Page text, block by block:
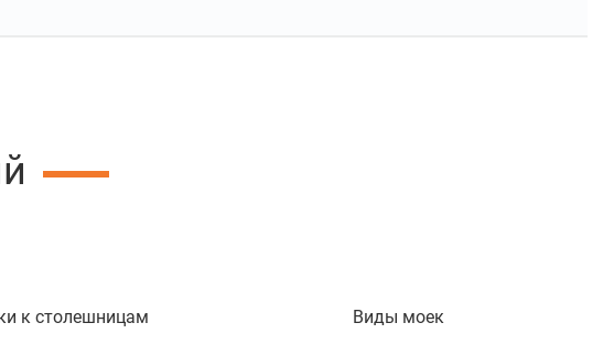
к столешницам Виды моек